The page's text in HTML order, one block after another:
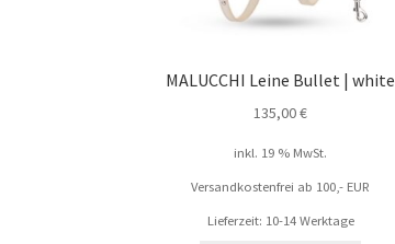
MALUCCHI Leine Bullet | white
135,00€
inkl. 19 % MwSt.
Versandkostenfrei ab 100,- EUR
Lieferzeit: 10-14 Werktage